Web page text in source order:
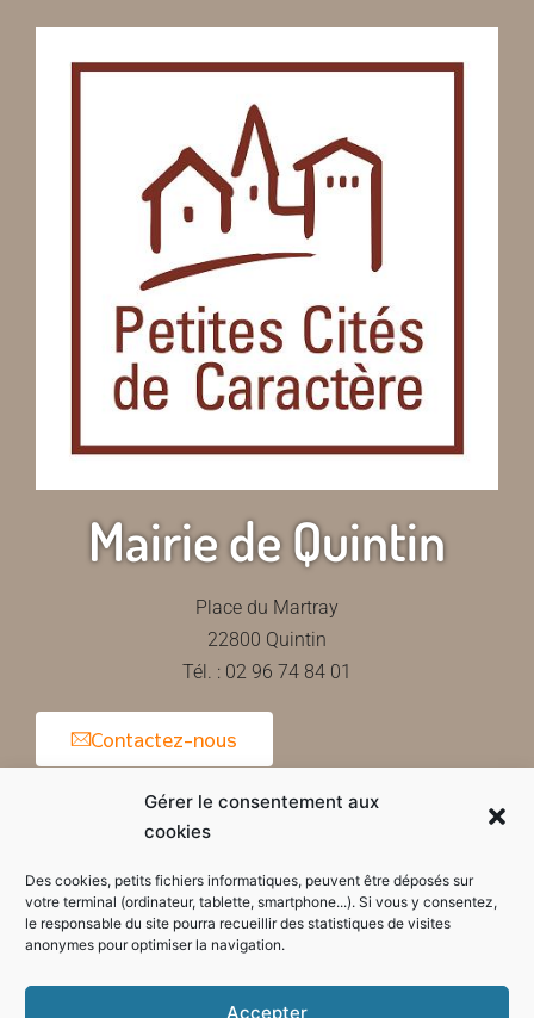
Gérer le consentement aux
cookies
Des cookies, petits fichiers informatiques, peuvent être déposés sur
votre terminal (ordinateur, tablette, smartphone...). Si vous y consentez,
le responsable du site pourra recueillir des statistiques de visites
anonymes pour optimiser la navigation.
Accepter
Mairie de Quintin
Place du Martray
22800 Quintin
Tél. : 02 96 74 84 01
Contactez-nous
Horaires d'ouverture de la mairie